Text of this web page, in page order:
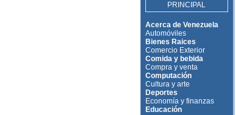
PRINCIPAL
Acerca de Venezuela
Automóviles
Bienes Raices
Comercio Exterior
Comida y bebida
Compra y venta
Computación
Cultura y arte
Deportes
Economía y finanzas
Educación